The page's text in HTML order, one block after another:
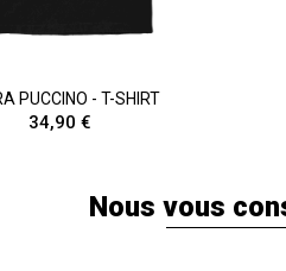
PUCCINO - T-SHIRT
34,90 €
Nous vous